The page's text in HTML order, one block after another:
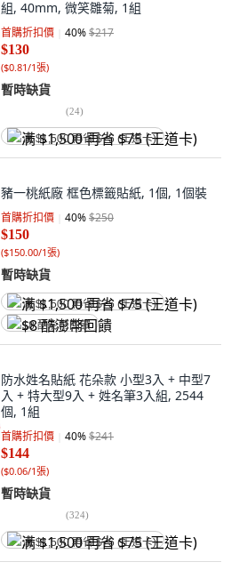
組, 40mm, 微笑雛菊, 1組
首購折扣價 40%$217
$130
($0.81/1張)
暫時缺貨
(24)
满 $1,500 再省 $75 (王道卡)
豬一桃紙廠 框色標籤貼紙, 1個, 1個裝
首購折扣價 40%$250
$150
($150.00/1張)
暫時缺貨
满 $1,500 再省 $75 (王道卡)
$8 酷澎幣回饋
防水姓名貼紙 花朵款 小型3入 + 中型7
入 + 特大型9入 + 姓名筆3入組, 2544
個, 1組
首購折扣價 40%$241
$144
($0.06/1張)
暫時缺貨
(324)
满 $1,500 再省 $75 (王道卡)